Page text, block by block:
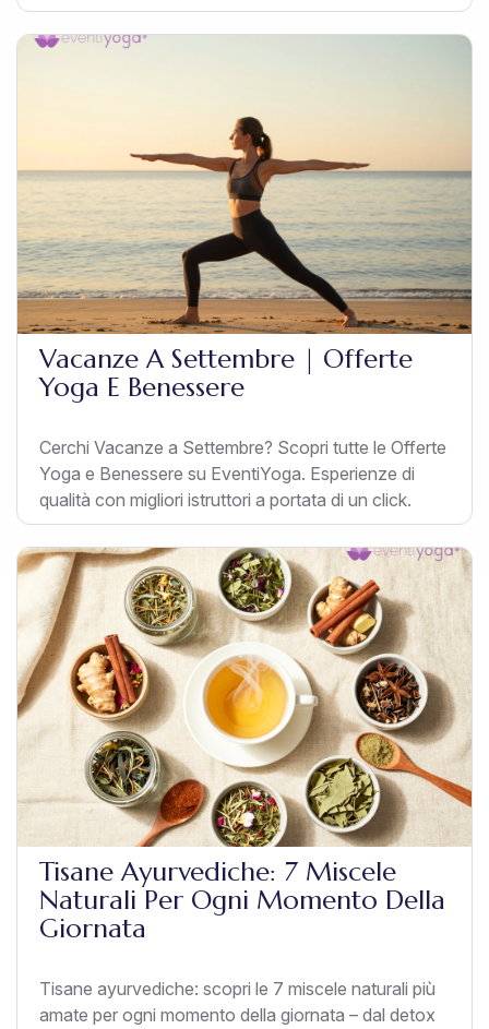
Vacanze A Settembre | Offerte
Yoga E Benessere
Cerchi Vacanze a Settembre? Scopri tutte le Offerte
Yoga e Benessere su EventiYoga. Esperienze di
qualità con migliori istruttori a portata di un click.
Tisane Ayurvediche: 7 Miscele
Naturali Per Ogni Momento Della
Giornata
Tisane ayurvediche: scopri le 7 miscele naturali più
amate per ogni momento della giornata – dal detox